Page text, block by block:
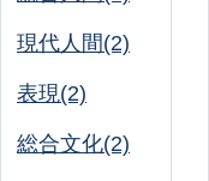
現代人間(2)
表現(2)
総合文化(2)